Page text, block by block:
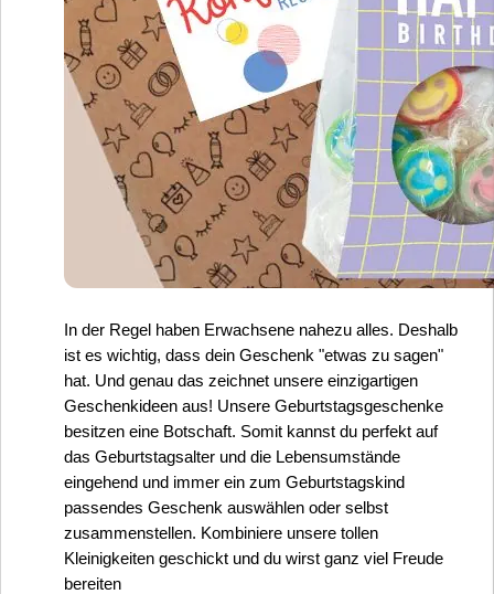
In der Regel haben Erwachsene nahezu alles. Deshalb
ist es wichtig, dass dein Geschenk "etwas zu sagen"
hat. Und genau das zeichnet unsere einzigartigen
Geschenkideen aus! Unsere Geburtstagsgeschenke
besitzen eine Botschaft. Somit kannst du perfekt auf
das Geburtstagsalter und die Lebensumstände
eingehend und immer ein zum Geburtstagskind
passendes Geschenk auswählen oder selbst
zusammenstellen. Kombiniere unsere tollen
Kleinigkeiten geschickt und du wirst ganz viel Freude
bereiten